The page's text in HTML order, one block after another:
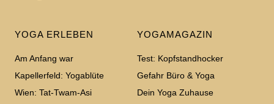
YOGA ERLEBEN
Am Anfang war
Kapellerfeld: Yogablüte
Wien: Tat-Twam-Asi
YOGAMAGAZIN
Test: Kopfstandhocker
Gefahr Büro & Yoga
Dein Yoga Zuhause